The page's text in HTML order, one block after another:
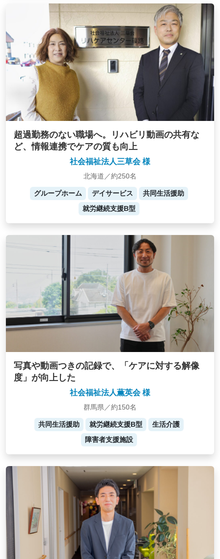
超過勤務のない職場へ。リハビリ動画の共有な
ど、情報連携でケアの質も向上
社会福祉法人三草会 様
北海道／約250名
グループホーム デイサービス
共同生活援助
就労継続支援B型
写真や動画つきの記録で、「ケアに対する解像
度」が向上した
社会福祉法人薫英会 様
群馬県／約150名
共同生活援助 就労継続支援B型
生活介護
障害者支援施設